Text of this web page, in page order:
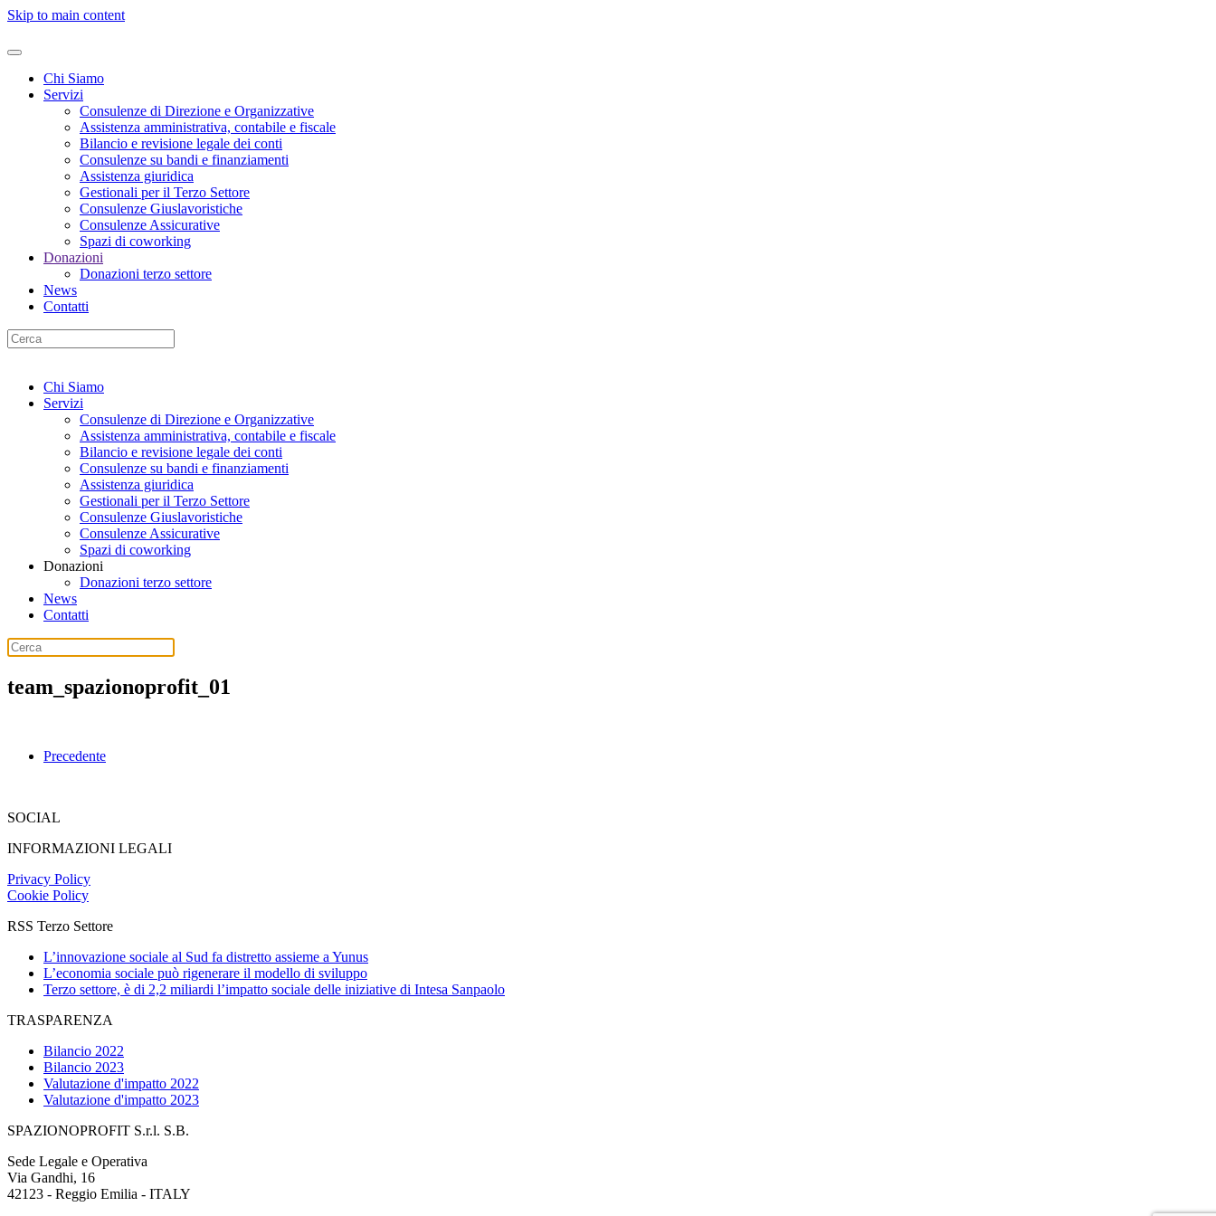
Skip to main content
Chi Siamo
Servizi
Consulenze di Direzione e Organizzative
Assistenza amministrativa, contabile e fiscale
Bilancio e revisione legale dei conti
Consulenze su bandi e finanziamenti
Assistenza giuridica
Gestionali per il Terzo Settore
Consulenze Giuslavoristiche
Consulenze Assicurative
Spazi di coworking
Donazioni
Donazioni terzo settore
News
Contatti
Chi Siamo
Servizi
Consulenze di Direzione e Organizzative
Assistenza amministrativa, contabile e fiscale
Bilancio e revisione legale dei conti
Consulenze su bandi e finanziamenti
Assistenza giuridica
Gestionali per il Terzo Settore
Consulenze Giuslavoristiche
Consulenze Assicurative
Spazi di coworking
Donazioni
Donazioni terzo settore
News
Contatti
team_spazionoprofit_01
Precedente
SOCIAL
INFORMAZIONI LEGALI
Privacy Policy
Cookie Policy
RSS Terzo Settore
L’innovazione sociale al Sud fa distretto assieme a Yunus
L’economia sociale può rigenerare il modello di sviluppo
Terzo settore, è di 2,2 miliardi l’impatto sociale delle iniziative di Intesa Sanpaolo
TRASPARENZA
Bilancio 2022
Bilancio 2023
Valutazione d'impatto 2022
Valutazione d'impatto 2023
SPAZIONOPROFIT S.r.l. S.B.
Sede Legale e Operativa
Via Gandhi, 16
42123 - Reggio Emilia - ITALY